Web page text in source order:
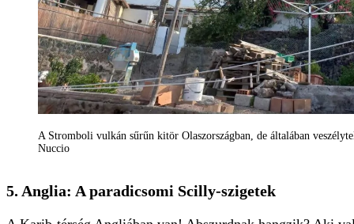
A Stromboli vulkán sűrűn kitör Olaszországban, de általában
Nuccio
5. Anglia: A paradicsomi Scilly-szigetek